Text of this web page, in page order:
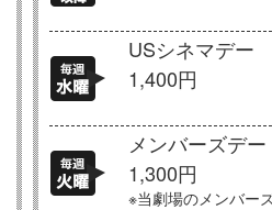
USシネマデー
1,400円
メンバーズデー
1,300円
※当劇場のメンバー